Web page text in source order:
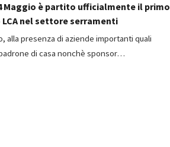
Maggio è partito ufficialmente il primo
nel settore serramenti
alla presenza di aziende importanti quali
di casa nonchè sponsor…